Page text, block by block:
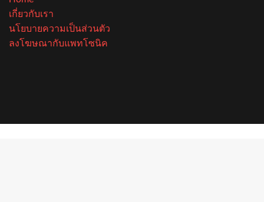
เกี่ยวกับเรา
นโยบายความเป็นส่วนตัว
ลงโฆษณากับแพทโซนิค